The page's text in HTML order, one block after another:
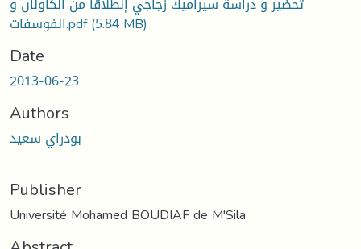
الفوسفات.pdf(5.84 MB)
Date
2013-06-23
Authors
بودراي سعید
Publisher
Université Mohamed BOUDIAF de M'Sila